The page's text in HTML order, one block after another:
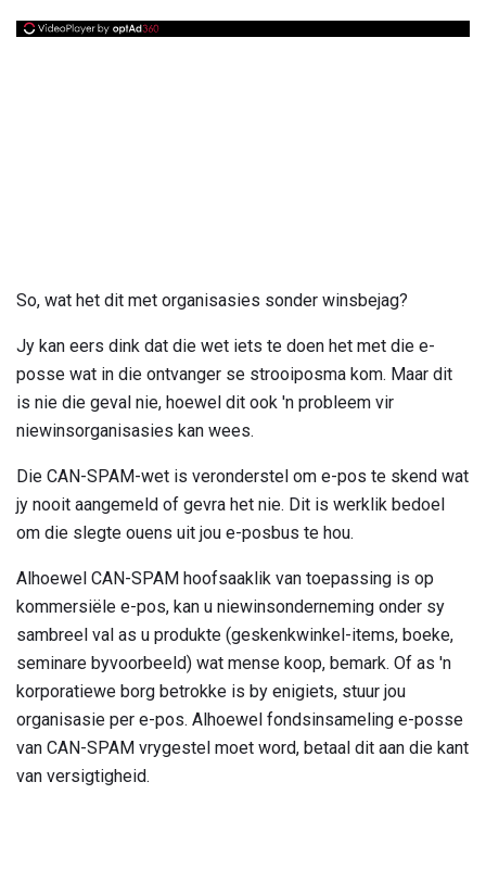
So, wat het dit met organisasies sonder winsbejag?
Jy kan eers dink dat die wet iets te doen het met die e-
posse wat in die ontvanger se strooiposma kom. Maar dit
is nie die geval nie, hoewel dit ook 'n probleem vir
niewinsorganisasies kan wees.
Die CAN-SPAM-wet is veronderstel om e-pos te skend wat
jy nooit aangemeld of gevra het nie. Dit is werklik bedoel
om die slegte ouens uit jou e-posbus te hou.
Alhoewel CAN-SPAM hoofsaaklik van toepassing is op
kommersiële e-pos, kan u niewinsonderneming onder sy
sambreel val as u produkte (geskenkwinkel-items, boeke,
seminare byvoorbeeld) wat mense koop, bemark. Of as 'n
korporatiewe borg betrokke is by enigiets, stuur jou
organisasie per e-pos. Alhoewel fondsinsameling e-posse
van CAN-SPAM vrygestel moet word, betaal dit aan die kant
van versigtigheid.